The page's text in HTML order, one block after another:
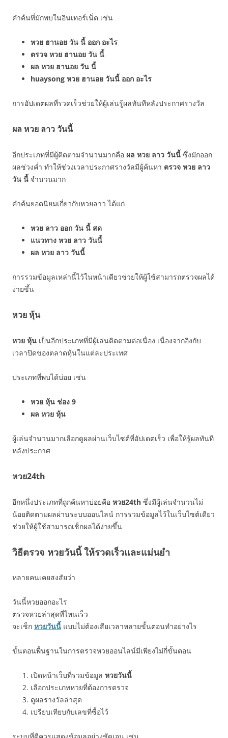
คำค้นที่มักพบในอินเทอร์เน็ต เช่น
หวย ฮานอย วัน นี้ ออก อะไร
ตรวจ หวย ฮานอย วัน นี้
ผล หวย ฮานอย วัน นี้
huaysong หวย ฮานอย วันนี้ ออก อะไร
การอัปเดตผลที่รวดเร็วช่วยให้ผู้เล่นรู้ผลทันทีหลังประกาศรางวัล
ผล หวย ลาว วันนี้
อีกประเภทที่มีผู้ติดตามจำนวนมากคือ ผล หวย ลาว วันนี้ ซึ่งมักออก
ผลช่วงค่ำ ทำให้ช่วงเวลาประกาศรางวัลมีผู้ค้นหา ตรวจ หวย ลาว
วัน นี้ จำนวนมาก
คำค้นยอดนิยมเกี่ยวกับหวยลาว ได้แก่
หวย ลาว ออก วัน นี้ สด
แนวทาง หวย ลาว วันนี้
ผล หวย ลาว วันนี้
การรวมข้อมูลเหล่านี้ไว้ในหน้าเดียวช่วยให้ผู้ใช้สามารถตรวจผลได้
ง่ายขึ้น
หวย หุ้น
หวย หุ้น เป็นอีกประเภทที่มีผู้เล่นติดตามต่อเนื่อง เนื่องจากอิงกับ
เวลาปิดของตลาดหุ้นในแต่ละประเทศ
ประเภทที่พบได้บ่อย เช่น
หวย หุ้น ช่อง 9
ผล หวย หุ้น
ผู้เล่นจำนวนมากเลือกดูผลผ่านเว็บไซต์ที่อัปเดตเร็ว เพื่อให้รู้ผลทันที
หลังประกาศ
หวย24th
อีกหนึ่งประเภทที่ถูกค้นหาบ่อยคือ หวย24th ซึ่งมีผู้เล่นจำนวนไม่
น้อยติดตามผลผ่านระบบออนไลน์ การรวมข้อมูลไว้ในเว็บไซต์เดียว
ช่วยให้ผู้ใช้สามารถเช็กผลได้ง่ายขึ้น
วิธีตรวจ หวยวันนี้ ให้รวดเร็วและแม่นยำ
หลายคนเคยสงสัยว่า
วันนี้หวยออกอะไร
ตรวจหวยล่าสุดที่ไหนเร็ว
จะเช็ก หวยวันนี้ แบบไม่ต้องเสียเวลาหลายขั้นตอนทำอย่างไร
ขั้นตอนพื้นฐานในการตรวจหวยออนไลน์มีเพียงไม่กี่ขั้นตอน
เปิดหน้าเว็บที่รวมข้อมูล หวยวันนี้
เลือกประเภทหวยที่ต้องการตรวจ
ดูผลรางวัลล่าสุด
เปรียบเทียบกับเลขที่ซื้อไว้